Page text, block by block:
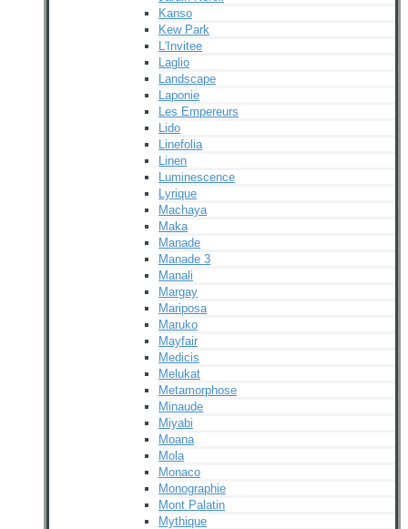
Kanso
Kew Park
L'Invitee
Laglio
Landscape
Laponie
Les Empereurs
Lido
Linefolia
Linen
Luminescence
Lyrique
Machaya
Maka
Manade
Manade 3
Manali
Margay
Mariposa
Maruko
Mayfair
Medicis
Melukat
Metamorphose
Minaude
Miyabi
Moana
Mola
Monaco
Monographie
Mont Palatin
Mythique